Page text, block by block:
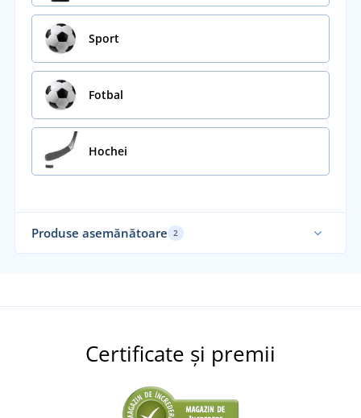
Sport
Fotbal
Hochei
Produse asemănătoare 2
Certificate și premii